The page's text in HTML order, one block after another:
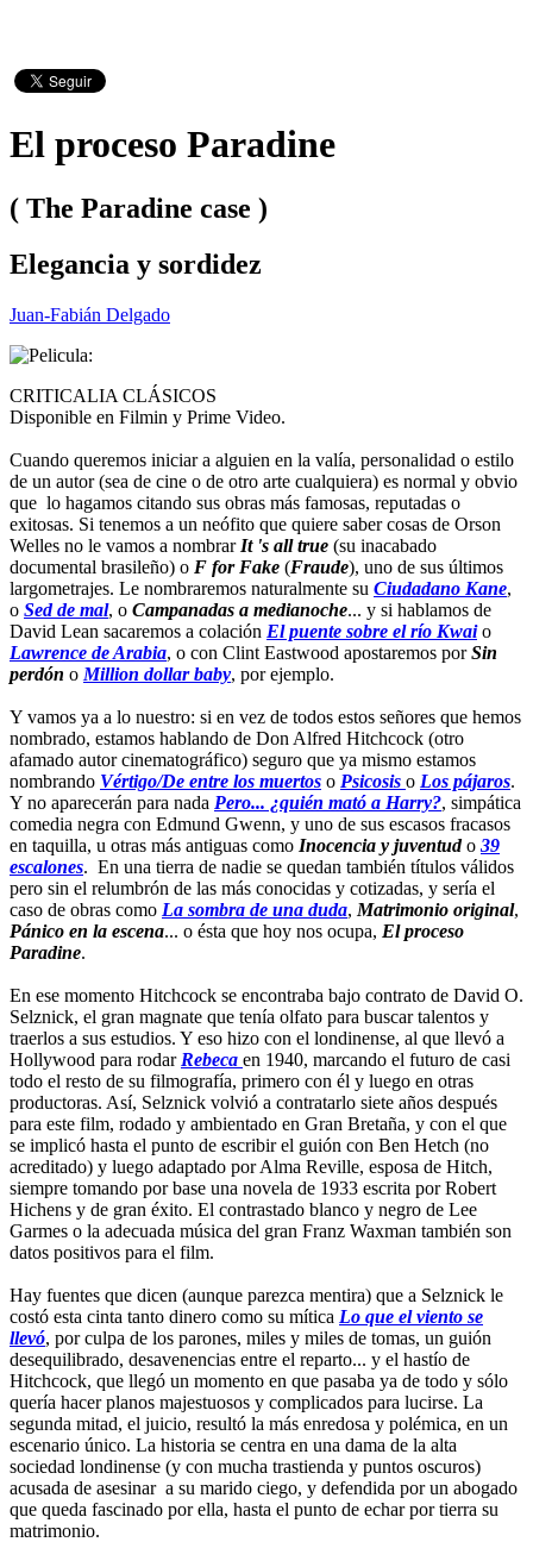
El proceso Paradine
( The Paradine case )
Elegancia y sordidez
Juan-Fabián Delgado
CRITICALIA CLÁSICOS
Disponible en Filmin y Prime Video.
Cuando queremos iniciar a alguien en la valía, personalidad o estilo
de un autor (sea de cine o de otro arte cualquiera) es normal y obvio
que lo hagamos citando sus obras más famosas, reputadas o
exitosas. Si tenemos a un neófito que quiere saber cosas de Orson
Welles no le vamos a nombrar It 's all true (su inacabado
documental brasileño) o F for Fake (Fraude), uno de sus últimos
largometrajes. Le nombraremos naturalmente su Ciudadano Kane,
o Sed de mal, o Campanadas a medianoche... y si hablamos de
David Lean sacaremos a colación El puente sobre el río Kwaio
Lawrence de Arabia, o con Clint Eastwood apostaremos porSin
perdón o Million dollar baby, por ejemplo.
Y vamos ya a lo nuestro: si en vez de todos estos señores que hemos
nombrado, estamos hablando de Don Alfred Hitchcock (otro
afamado autor cinematográfico) seguro que ya mismo estamos
nombrando Vértigo/De entre los muertos o Psicosis o Los pájaros.
Y no aparecerán para nada Pero... ¿quién mató a Harry?, simpática
comedia negra con Edmund Gwenn, y uno de sus escasos fracasos
en taquilla, u otras más antiguas como Inocencia y juventud o 39
escalones. En una tierra de nadie se quedan también títulos válidos
pero sin el relumbrón de las más conocidas y cotizadas, y sería el
caso de obras como La sombra de una duda, Matrimonio original,
Pánico en la escena... o ésta que hoy nos ocupa, El proceso
Paradine.
En ese momento Hitchcock se encontraba bajo contrato de David O.
Selznick, el gran magnate que tenía olfato para buscar talentos y
traerlos a sus estudios. Y eso hizo con el londinense, al que llevó a
Hollywood para rodar Rebeca en 1940, marcando el futuro de casi
todo el resto de su filmografía, primero con él y luego en otras
productoras. Así, Selznick volvió a contratarlo siete años después
para este film, rodado y ambientado en Gran Bretaña, y con el que
se implicó hasta el punto de escribir el guión con Ben Hetch (no
acreditado) y luego adaptado por Alma Reville, esposa de Hitch,
siempre tomando por base una novela de 1933 escrita por Robert
Hichens y de gran éxito. El contrastado blanco y negro de Lee
Garmes o la adecuada música del gran Franz Waxman también son
datos positivos para el film.
Hay fuentes que dicen (aunque parezca mentira) que a Selznick le
costó esta cinta tanto dinero como su mítica Lo que el viento se
llevó, por culpa de los parones, miles y miles de tomas, un guión
desequilibrado, desavenencias entre el reparto... y el hastío de
Hitchcock, que llegó un momento en que pasaba ya de todo y sólo
quería hacer planos majestuosos y complicados para lucirse. La
segunda mitad, el juicio, resultó la más enredosa y polémica, en un
escenario único. La historia se centra en una dama de la alta
sociedad londinense (y con mucha trastienda y puntos oscuros)
acusada de asesinar a su marido ciego, y defendida por un abogado
que queda fascinado por ella, hasta el punto de echar por tierra su
matrimonio.